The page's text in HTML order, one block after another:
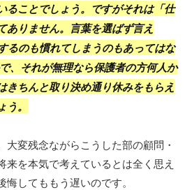
ることでしょう。ですがそれは「仕
ありません。言葉を選ばず言え
るのも慣れてしまうのもあってはな
、それが無理なら保護者の方何人か
きちんと取り決め通り休みをもらえ
。
大変残念ながらこうした部の顧問・
来を本気で考えているとは全く思え
してももう遅いのです。